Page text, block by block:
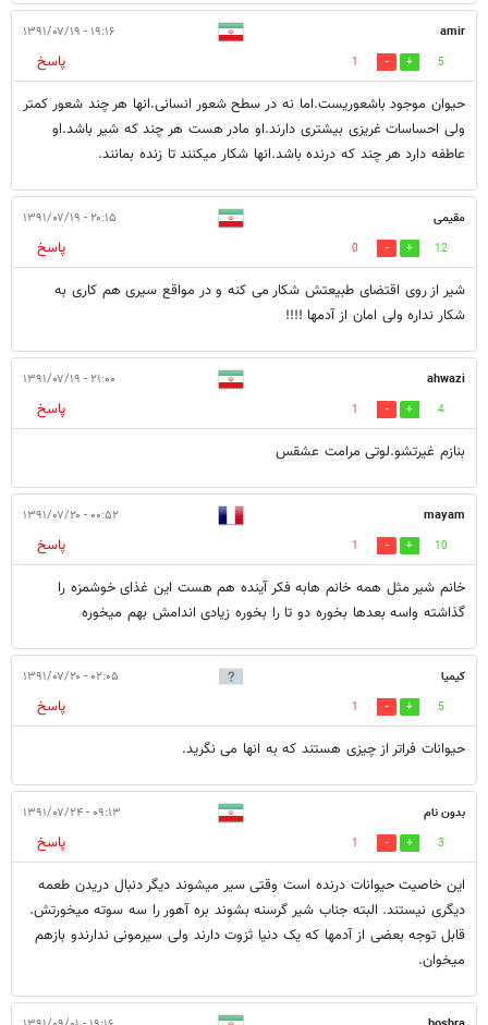
amir ۱۹:۱۶ - ۱۳۹۱/۰۷/۱۹
5
1
پاسخ
حیوان موجود باشعوریست.اما نه در سطح شعور انسانی.انها هر چند شعور کمتر
ولی احساسات غریزی بیشتری دارند.او مادر هست هر چند که شیر باشد.او
عاطفه دارد هر چند که درنده باشد.انها شکار میکنند تا زنده بمانند.
مقیمی ۲۰:۱۵ - ۱۳۹۱/۰۷/۱۹
12
0
پاسخ
شیر از روی اقتضای طبیعتش شکار می کنه و در مواقع سیری هم کاری به
شکار نداره ولی امان از آدمها !!!!
ahwazi ۲۱:۰۰ - ۱۳۹۱/۰۷/۱۹
4
1
پاسخ
بنازم غیرتشو.لوتی مرامت عشقس
mayam ۰۰:۵۲ - ۱۳۹۱/۰۷/۲۰
10
1
پاسخ
خانم شیر مثل همه خانم هابه فکر آینده هم هست این غذای خوشمزه را
گذاشته واسه بعدها بخوره دو تا را بخوره زیادی اندامش بهم میخوره
کیمیا ۰۲:۰۵ - ۱۳۹۱/۰۷/۲۰
5
1
پاسخ
حیوانات فراتر از چیزی هستند که به انها می نگرید.
بدون نام ۰۹:۱۳ - ۱۳۹۱/۰۷/۲۴
3
1
پاسخ
این خاصیت حیوانات درنده است وقتی سیر میشوند دیگر دنبال دریدن طعمه
دیگری نیستند. البته جناب شیر گرسنه بشوند بره آهور را سه سوته میخورتش.
قابل توجه بعضی از آدمها که یک دنیا ثزوت دارند ولی سیرمونی ندارندو بازهم
میخوان.